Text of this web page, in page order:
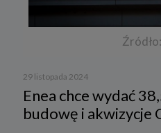
29 listopada 2024
Enea chce wydać
budowę i akwizycje